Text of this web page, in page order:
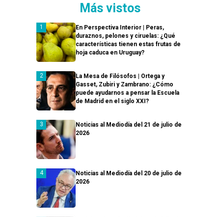
Más vistos
En Perspectiva Interior | Peras,
duraznos, pelones y ciruelas: ¿Qué
características tienen estas frutas de
hoja caduca en Uruguay?
La Mesa de Filósofos | Ortega y
Gasset, Zubiri y Zambrano: ¿Cómo
puede ayudarnos a pensar la Escuela
de Madrid en el siglo XXI?
Noticias al Mediodía del 21 de julio de
2026
Noticias al Mediodía del 20 de julio de
2026